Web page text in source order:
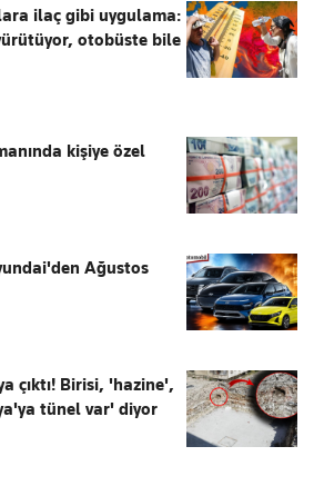
ilaç gibi uygulama:
otobüste bile
kişiye özel
Ağustos
çıktı! Birisi, 'hazine',
tünel var' diyor